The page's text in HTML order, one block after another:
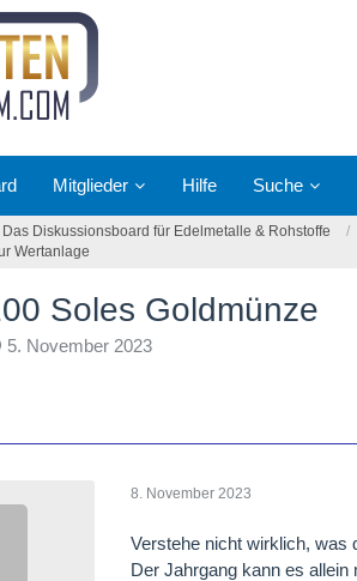
Mitglieder Hilfe Suche
Diskussionsboard für Edelmetalle & Rohstoffe
Wertanlage
Soles Goldmünze
5. November 2023
8. November 2023
Verstehe nicht wirklich, was
Der Jahrgang kann es allein